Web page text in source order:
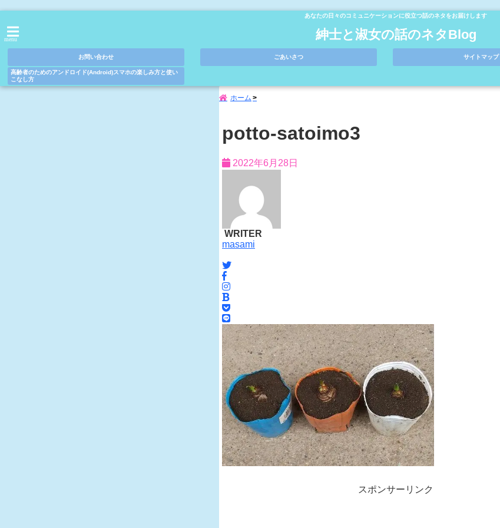
あなたの日々のコミュニケーションに役立つ話のネタをお届けします
menu 紳士と淑女の話のネタBlog
お問い合わせ ごあいさつ サイトマップ
高齢者のためのアンドロイド(Android)スマホの楽しみ方と使い
こなし方
ホーム
potto-satoimo3
2022年6月28日
WRITER
masami
スポンサーリンク